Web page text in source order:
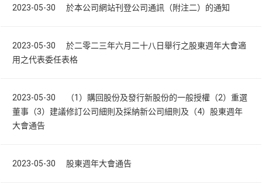
2023-05-30 於本公司網站刊登公司通訊（附注二）的通知
2023-05-30 於二零二三年六月二十八日舉行之股東週年大會適
用之代表委任表格
2023-05-30 （1）購回股份及發行新股份的一般授權（2）重選
董事（3）建議修訂公司細則及採納新公司細則及（4）股東週年
大會通告
2023-05-30 股東週年大會通告